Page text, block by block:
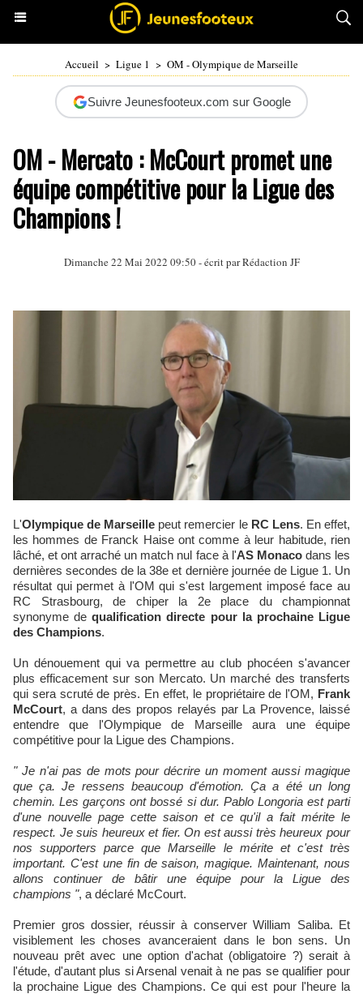
Accueil > Ligue 1 > OM - Olympique de Marseille
Suivre Jeunesfooteux.com sur Google
OM - Mercato : McCourt promet une
équipe compétitive pour la Ligue des
Champions !
Dimanche 22 Mai 2022 09:50 - écrit par Rédaction JF
L'Olympique de Marseille peut remercier le RC Lens. En effet,
les hommes de Franck Haise ont comme à leur habitude, rien
lâché, et ont arraché un match nul face à l'AS Monacodans les
dernières secondes de la 38e et dernière journée de Ligue 1. Un
résultat qui permet à l'OM qui s'est largement imposé face au
RC Strasbourg, de chiper la 2e place du championnat
synonyme dequalification directe pour la prochaine Ligue
des Champions.
Un dénouement qui va permettre au club phocéen s'avancer
plus efficacement sur son Mercato. Un marché des transferts
qui sera scruté de près. En effet, le propriétaire de l'OM, Frank
McCourt, a dans des propos relayés par La Provence, laissé
entendre que l'Olympique de Marseille aura une équipe
compétitive pour la Ligue des Champions.
" Je n'ai pas de mots pour décrire un moment aussi magique
que ça. Je ressens beaucoup d'émotion. Ça a été un long
chemin. Les garçons ont bossé si dur. Pablo Longoria est parti
d'une nouvelle page cette saison et ce qu'il a fait mérite le
respect. Je suis heureux et fier. On est aussi très heureux pour
nos supporters parce que Marseille le mérite et c'est très
important. C'est une fin de saison, magique. Maintenant, nous
allons continuer de bâtir une équipe pour la Ligue des
champions ", a déclaré McCourt.
Premier gros dossier, réussir à conserver William Saliba. Et
visiblement les choses avanceraient dans le bon sens. Un
nouveau prêt avec une option d'achat (obligatoire ?) serait à
l'étude, d'autant plus si Arsenal venait à ne pas se qualifier pour
la prochaine Ligue des Champions. Ce qui est pour l'heure la